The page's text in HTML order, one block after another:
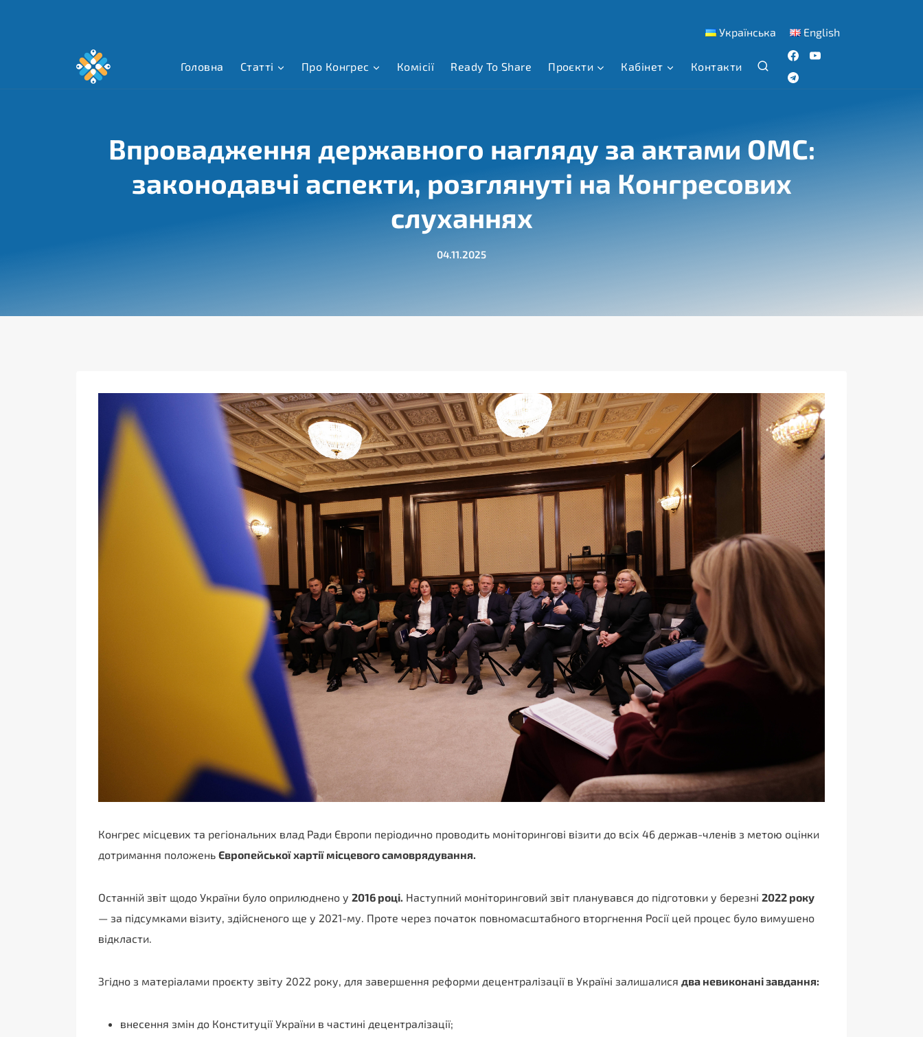
Українська English
Головна Статті Про Конгрес Комісії Ready To Share Проєкти Кабінет Контакти
Впровадження державного нагляду за актами ОМС:
законодавчі аспекти, розглянуті на Конгресових
слуханнях
04.11.2025
Конгрес місцевих та регіональних влад Ради Європи періодично проводить моніторингові візити до всіх 46 держав-членів з метою оцінки
дотримання положень Європейської хартії місцевого самоврядування.
Останній звіт щодо України було оприлюднено у 2016 році. Наступний моніторинговий звіт планувався до підготовки у березні 2022 року
— за підсумками візиту, здійсненого ще у 2021-му. Проте через початок повномасштабного вторгнення Росії цей процес було вимушено
відкласти.
Згідно з матеріалами проєкту звіту 2022 року, для завершення реформи децентралізації в Україні залишалися два невиконані завдання:
внесення змін до Конституції України в частині децентралізації;